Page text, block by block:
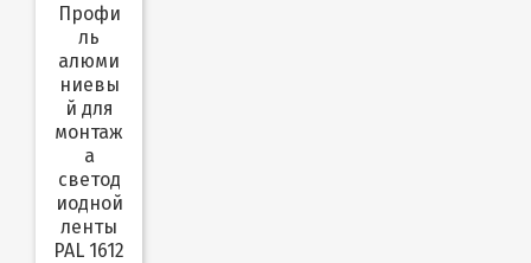
Профи
ль
алюми
ниевы
й для
монтаж
а
светод
иодной
ленты
PAL 1612